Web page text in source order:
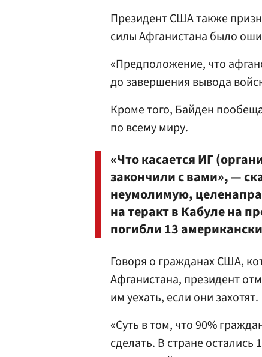
Президент США также
силы Афганистана было
«Предположение, что
до завершения вывода
Кроме того, Байден
по всему миру.
«Что касается ИГ
закончили с вами», —
неумолимую,
на теракт в Кабуле на
погибли 13
Говоря о гражданах США,
Афганистана, президент
им уехать, если они захотят.
«Суть в том, что 90%
сделать. В стране